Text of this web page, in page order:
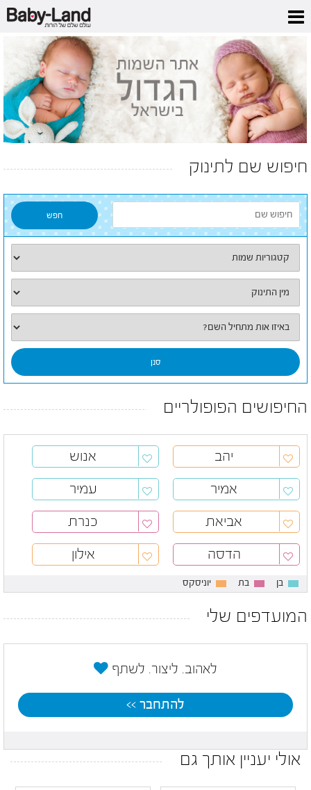
חיפוש שם לתינוק
החיפושים הפופולריים
יהב אנוש
אמיר עמיר
אביאת כנרת
הדסה אילון
בן בת יוניסקס
המועדפים שלי
לאהוב. ליצור. לשתף
להתחבר >>
אולי יעניין אותך גם